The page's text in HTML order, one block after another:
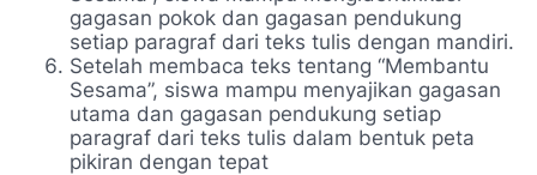
gagasan pokok dan gagasan pendukung
setiap paragraf dari teks tulis dengan mandiri.
Setelah membaca teks tentang “Membantu
Sesama”, siswa mampu menyajikan gagasan
utama dan gagasan pendukung setiap
paragraf dari teks tulis dalam bentuk peta
pikiran dengan tepat